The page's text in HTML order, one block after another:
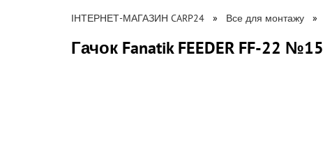
ІНТЕРНЕТ-МАГАЗИН CARP24 Все для монтажу
Гачок Fanatik FEEDER FF-22 №15